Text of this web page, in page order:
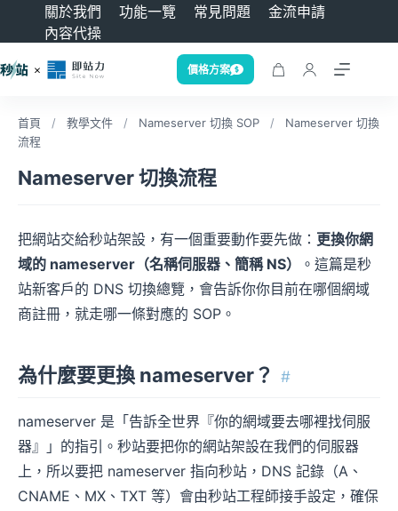
關於我們 功能一覽 常見問題
金流申請
內容代操
價格方案
首頁 / 教學文件 / Nameserver 切換 SOP /
Nameserver 切換
流程
Nameserver 切換流程
把網站交給秒站架設，有一個重要動作要先做： 更換你網
域的 nameserver（名稱伺服器、簡稱 NS）
。這篇是秒
站新客戶的 DNS 切換總覽，會告訴你你目前在哪個網域
商註冊，就走哪一條對應的 SOP。
為什麼要更換 nameserver？ #
nameserver 是「告訴全世界『你的網域要去哪裡找伺服
器』」的指引。秒站要把你的網站架設在我們的伺服器
上，所以要把 nameserver 指向秒站，DNS 記錄（A、
CNAME、MX、TXT 等）會由秒站工程師接手設定，確保